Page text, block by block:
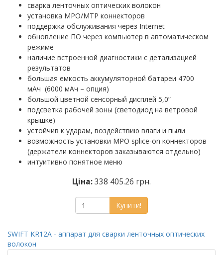
сварка ленточных оптических волокон
установка MPO/MTP коннекторов
поддержка обслуживания через Internet
обновление ПО через компьютер в автоматическом
режиме
наличие встроенной диагностики с детализацией
результатов
большая емкость аккумуляторной батареи 4700
мАч (6000 мАч – опция)
большой цветной сенсорный дисплей 5,0”
подсветка рабочей зоны (светодиод на ветровой
крышке)
устойчив к ударам, воздействию влаги и пыли
возможность установки MPO splice-on коннекторов
(держатели коннекторов заказываются отдельно)
интуитивно понятное меню
Ціна:338 405.26 грн.
Купити!
SWIFT KR12A - аппарат для сварки ленточных оптических
волокон